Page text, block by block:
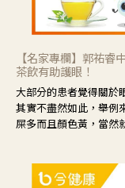
【名家專欄】郭祐
茶飲有助護眼！
大部分的患者覺得關於
其實不盡然如此，舉例
屎多而且顏色黃，當然
候就要使用菊花、金